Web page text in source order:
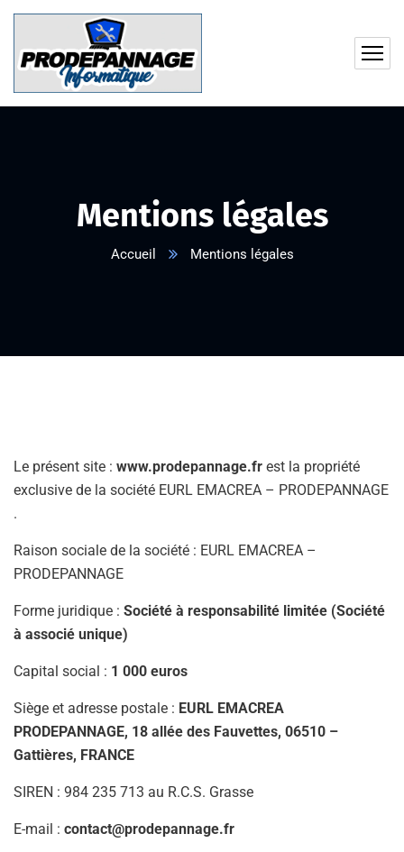
Mentions légales
Accueil Mentions légales
Le présent site : www.prodepannage.fr est la propriété
exclusive de la société EURL EMACREA – PRODEPANNAGE
.
Raison sociale de la société : EURL EMACREA –
PRODEPANNAGE
Forme juridique : Société à responsabilité limitée (Société
à associé unique)
Capital social : 1 000 euros
Siège et adresse postale : EURL EMACREA
PRODEPANNAGE, 18 allée des Fauvettes, 06510 –
Gattières, FRANCE
SIREN : 984 235 713 au R.C.S. Grasse
E-mail : contact@prodepannage.fr